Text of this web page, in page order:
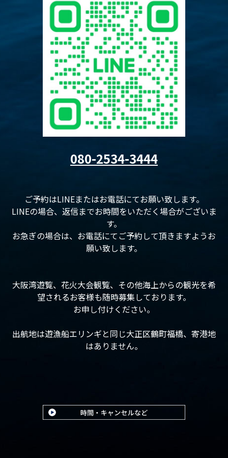
080-2534-3444
ご予約はLINEまたはお電話にてお願い致します。
LINEの場合、返信までお時間をいただく場合がございま
す。
お急ぎの場合は、お電話にてご予約して頂きますようお
願い致します。
大阪湾遊覧、花火大会観覧、その他海上からの観光を希
望されるお客様も随時募集しております。
お申し付けください。
出航地は遊漁船エリンギと同じ大正区鶴町福橋、寄港地
はありません。